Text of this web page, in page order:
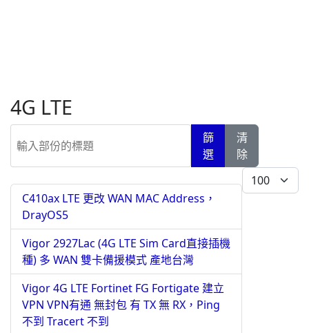
4G LTE
篩
選
清
除
每頁顯示條數
C410ax LTE 更改 WAN MAC Address，
DrayOS5
Vigor 2927Lac (4G LTE Sim Card直接插機
種) 多 WAN 雙卡備援模式 產地台灣
Vigor 4G LTE Fortinet FG Fortigate 建立
VPN VPN有通 無封包 有 TX 無 RX，Ping
不到 Tracert 不到